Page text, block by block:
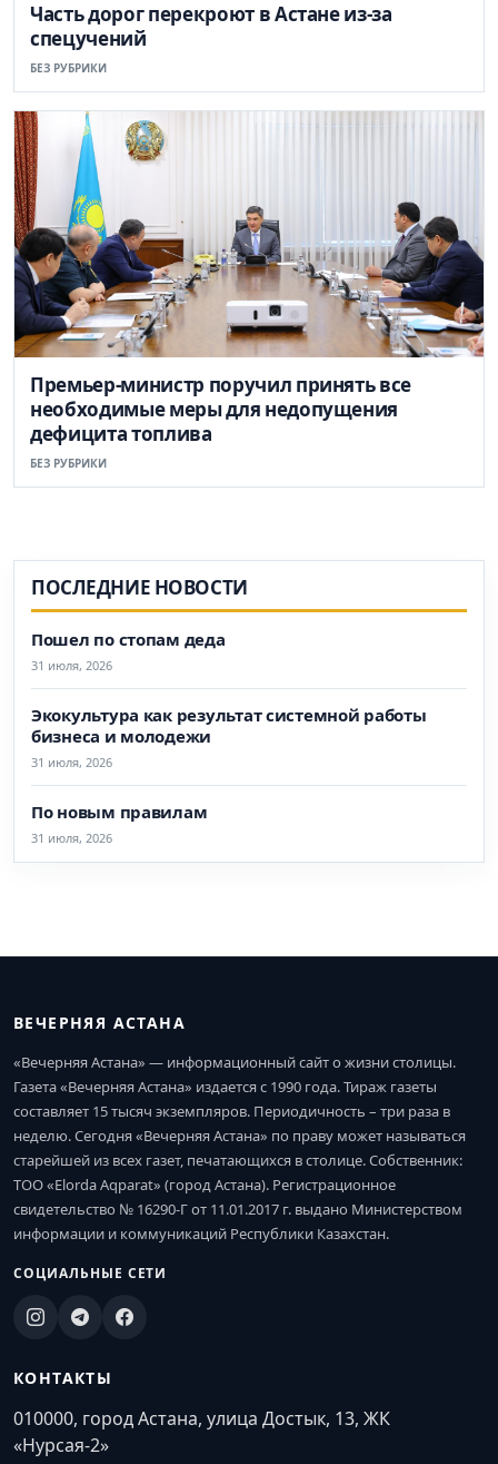
Часть дорог перекроют в Астане из-за
спецучений
БЕЗ РУБРИКИ
Премьер-министр поручил принять все
необходимые меры для недопущения
дефицита топлива
БЕЗ РУБРИКИ
ПОСЛЕДНИЕ НОВОСТИ
Пошел по стопам деда
31 июля, 2026
Экокультура как результат системной работы
бизнеса и молодежи
31 июля, 2026
По новым правилам
31 июля, 2026
ВЕЧЕРНЯЯ АСТАНА
«Вечерняя Астана» — информационный сайт о жизни столицы.
Газета «Вечерняя Астана» издается с 1990 года. Тираж газеты
составляет 15 тысяч экземпляров. Периодичность – три раза в
неделю. Сегодня «Вечерняя Астана» по праву может называться
старейшей из всех газет, печатающихся в столице. Собственник:
ТОО «Elorda Aqparat» (город Астана). Регистрационное
свидетельство № 16290-Г от 11.01.2017 г. выдано Министерством
информации и коммуникаций Республики Казахстан.
СОЦИАЛЬНЫЕ СЕТИ
КОНТАКТЫ
010000, город Астана, улица Достык, 13, ЖК
«Нурсая-2»